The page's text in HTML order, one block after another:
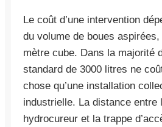
Le coût d’une intervention
du volume de boues
mètre cube. Dans la majorité
standard de 3000 litres ne
chose qu’une installation
industrielle. La distance entre
hydrocureur et la trappe